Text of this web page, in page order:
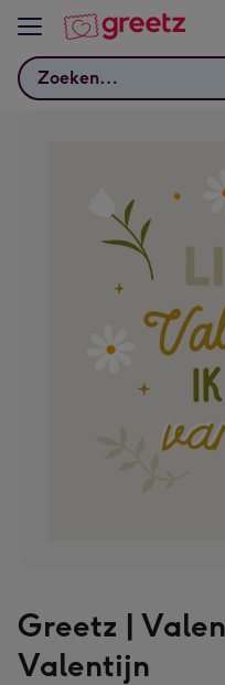
Bekijk meer
Zoeken
Greetz |
Valentijn